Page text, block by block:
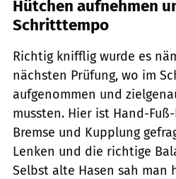
Hütchen aufnehmen
Schritttempo
Richtig knifflig wurde es
nächsten Prüfung, wo im
aufgenommen und
mussten. Hier ist Hand-
Bremse und Kupplung
Lenken und die richtige
Selbst alte Hasen sah man